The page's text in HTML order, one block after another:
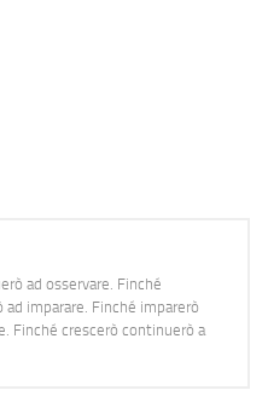
ad osservare. Finché
imparare. Finché imparerò
Finché crescerò continuerò a